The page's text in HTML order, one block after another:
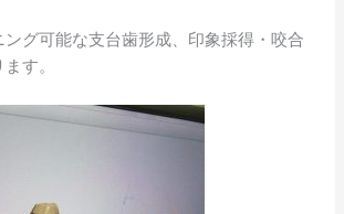
ング可能な支台歯形成、印象採得・咬合
す。